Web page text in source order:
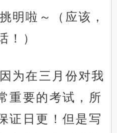
明啦～（应该，
！）
为在三月份对我
重要的考试，所
证日更！但是写